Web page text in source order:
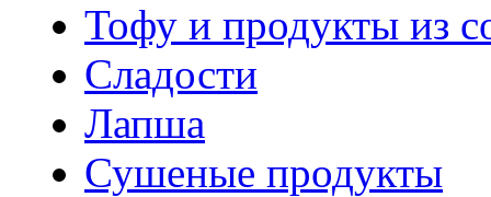
Тофу и продукты из
Сладости
Лапша
Сушеные продукты